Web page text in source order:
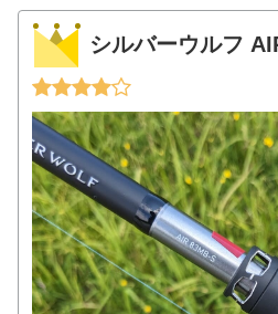
シルバーウルフ